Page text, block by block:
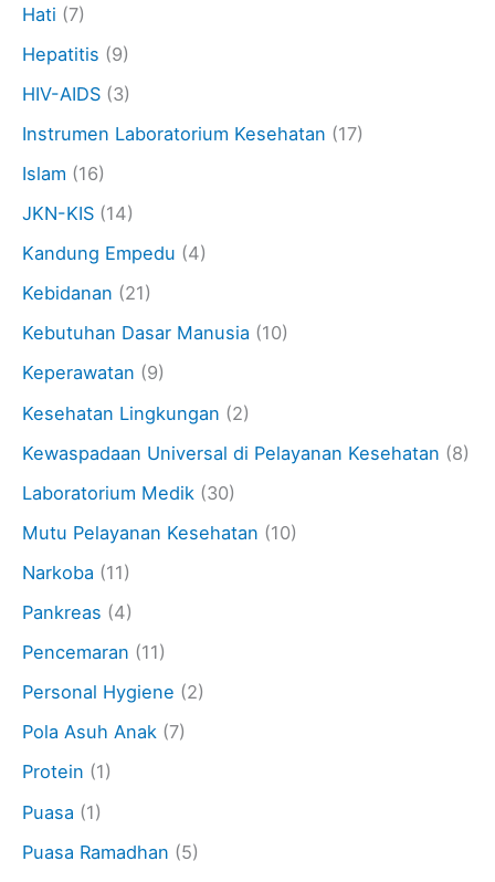
Hati (7)
Hepatitis (9)
HIV-AIDS (3)
Instrumen Laboratorium Kesehatan (17)
Islam (16)
JKN-KIS (14)
Kandung Empedu (4)
Kebidanan (21)
Kebutuhan Dasar Manusia (10)
Keperawatan (9)
Kesehatan Lingkungan (2)
Kewaspadaan Universal di Pelayanan Kesehatan (8)
Laboratorium Medik (30)
Mutu Pelayanan Kesehatan (10)
Narkoba (11)
Pankreas (4)
Pencemaran (11)
Personal Hygiene (2)
Pola Asuh Anak (7)
Protein (1)
Puasa (1)
Puasa Ramadhan (5)